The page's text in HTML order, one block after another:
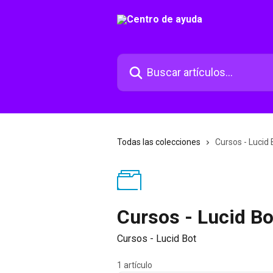
Buscar artículos...
Todas las colecciones Cursos - Lucid
Cursos - Lucid
Cursos - Lucid Bot
1 artículo